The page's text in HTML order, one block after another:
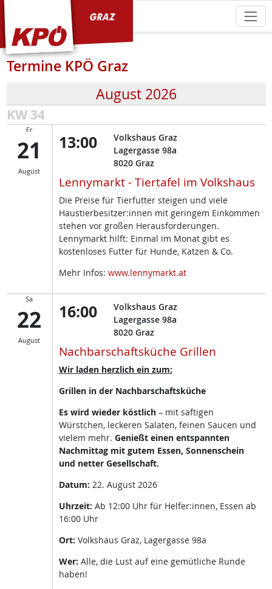
Termine KPÖ Graz
August 2026
KW 34
Fr
21
August
13:00
Volkshaus Graz
Lagergasse 98a
8020 Graz
Lennymarkt - Tiertafel im Volkshaus
Die Preise für Tierfutter steigen und viele
Haustierbesitzer:innen mit geringem Einkommen
stehen vor großen Herausforderungen.
Lennymarkt hilft: Einmal im Monat gibt es
kostenloses Futter für Hunde, Katzen & Co.
Mehr Infos: www.lennymarkt.at
Sa
22
August
16:00
Volkshaus Graz
Lagergasse 98a
8020 Graz
Nachbarschaftsküche Grillen
Wir laden herzlich ein zum:
Grillen in der Nachbarschaftsküche
Es wird wieder köstlich – mit saftigen
Würstchen, leckeren Salaten, feinen Saucen und
vielem mehr. Genießt einen entspannten
Nachmittag mit gutem Essen, Sonnenschein
und netter Gesellschaft.
Datum: 22. August 2026
Uhrzeit: Ab 12:00 Uhr für Helfer:innen, Essen ab
16:00 Uhr
Ort: Volkshaus Graz, Lagergasse 98a
Wer: Alle, die Lust auf eine gemütliche Runde
haben!